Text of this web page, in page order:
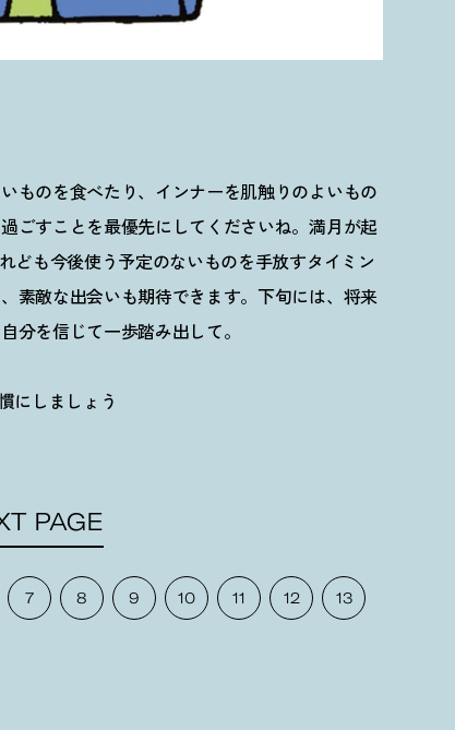
ものを食べたり、インナーを肌触りのよいもの
ごすことを最優先にしてくださいね。満月が起
ども今後使う予定のないものを手放すタイミン
素敵な出会いも期待できます。下旬には、将来
分を信じて一歩踏み出して。
にしましょう
PAGE
7 8 9 10 11 12 13